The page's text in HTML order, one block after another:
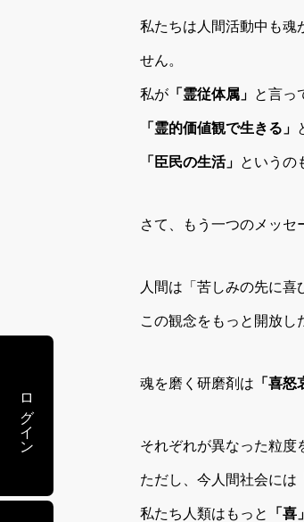
私たちは人間活動中も魂
せん。
私が 「霊従体属」 と言っ
「霊的価値観で生きる」
「臣民の生活」 というの
さて、もう一つのメッセ
人間は「苦しみの先に喜
この観念をもっと開放し
魂を磨く研磨剤は 「喜怒
それぞれが異なった粒度
ただし、今人間社会には
私たち人類はもっと 「喜」
ログイン